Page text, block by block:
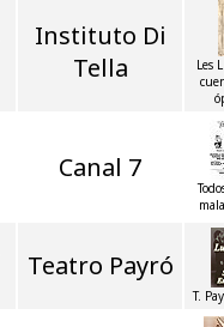
Instituto Di
Tella
Les
Canal 7
Teatro Payró
T.